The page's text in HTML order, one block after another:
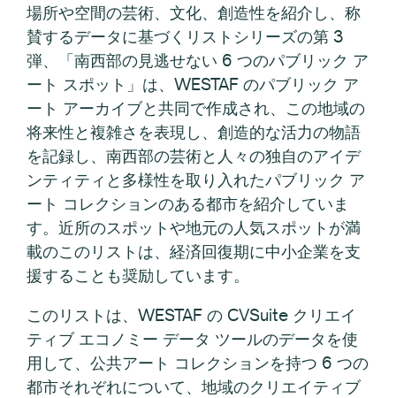
場所や空間の芸術、文化、創造性を紹介し、称
賛するデータに基づくリストシリーズの第 3
弾、「南西部の見逃せない 6 つのパブリック ア
ート スポット」は、WESTAF のパブリック ア
ート アーカイブと共同で作成され、この地域の
将来性と複雑さを表現し、創造的な活力の物語
を記録し、南西部の芸術と人々の独自のアイデ
ンティティと多様性を取り入れたパブリック ア
ート コレクションのある都市を紹介していま
す。近所のスポットや地元の人気スポットが満
載のこのリストは、経済回復期に中小企業を支
援することも奨励しています。
このリストは、WESTAF の CVSuite クリエイ
ティブ エコノミー データ ツールのデータを使
用して、公共アート コレクションを持つ 6 つの
都市それぞれについて、地域のクリエイティブ